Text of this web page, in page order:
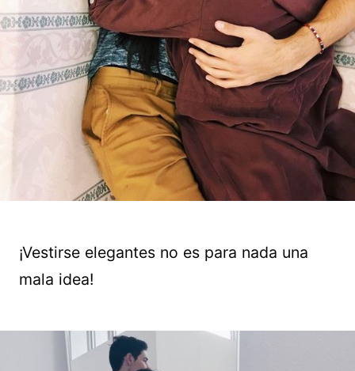
¡Vestirse elegantes no es para nada una
mala idea!